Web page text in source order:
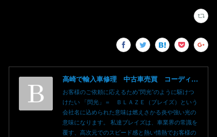
高崎で輸入車修理 中古車売買 コーディングならBLAZE（ブレイズ）へ│BLAZE Total Car Support & Modify in Takasaki Gunma
お客様のご依頼に応えるため”閃光”のように駆けつ
けたい 「閃光」＝ ＢＬＡＺＥ（ブレイズ）という
会社名に込められた意味は燃えさかる炎や強い光の
意味になります。 私達ブレイズは、車業界の常識を
覆す、高次元でのスピード感と熱い情熱でお客様の